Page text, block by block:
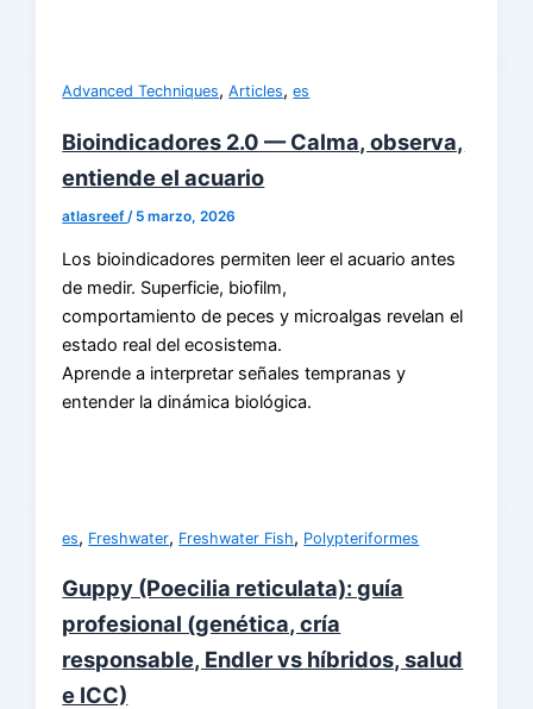
Advanced Techniques,Articles,es
Bioindicadores 2.0 — Calma, observa,
entiende el acuario
atlasreef/ 5 marzo, 2026
Los bioindicadores permiten leer el acuario antes
de medir. Superficie, biofilm,
comportamiento de peces y microalgas revelan el
estado real del ecosistema.
Aprende a interpretar señales tempranas y
entender la dinámica biológica.
es, Freshwater, Freshwater Fish, Polypteriformes
Guppy (Poecilia reticulata): guía
profesional (genética, cría
responsable, Endler vs híbridos, salud
e ICC)